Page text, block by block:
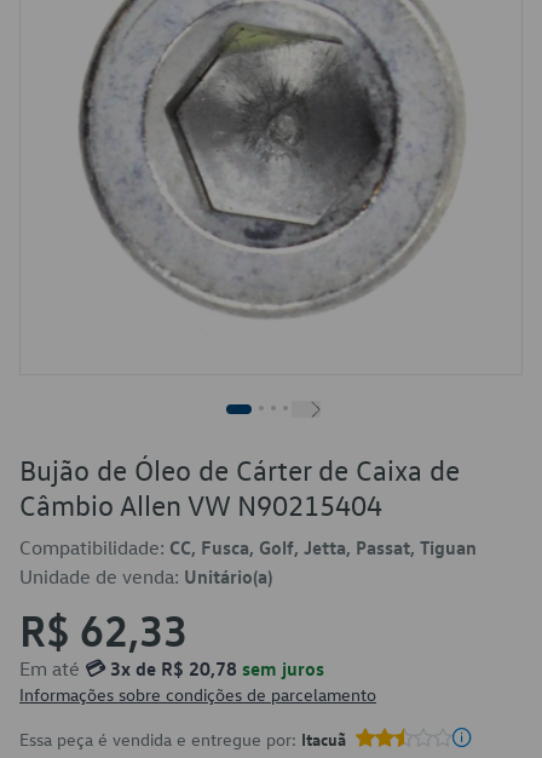
Bujão de Óleo de Cárter de Caixa de
Câmbio Allen VW N90215404
Compatibilidade: CC, Fusca, Golf, Jetta, Passat, Tiguan
Unidade de venda: Unitário(a)
R$ 62,33
Em até 💳 3x de R$ 20,78 sem juros
Informações sobre condições de parcelamento
Essa peça é vendida e entregue por: Itacuã